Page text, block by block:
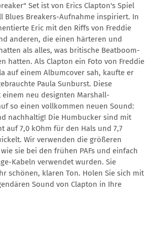
Set ist von Erics Clapton's Spiel
Blues Breakers-Aufnahme inspiriert. In
Eric mit den Riffs von Freddie
anderen, die einen härteren und
als alles, was britische Beatboom-
hatten. Als Clapton ein Foto von Freddie
auf einem Albumcover sah, kaufte er
Paula Sunburst. Diese
neu designten Marshall-
so einen vollkommen neuen Sound:
nachhaltig! Die Humbucker sind mit
auf 7,0 kOhm für den Hals und 7,7
Wir verwenden die größeren
sie bei den frühen PAFs und einfach
Kabeln verwendet wurden. Sie
schönen, klaren Ton. Holen Sie sich mit
Sound von Clapton in Ihre